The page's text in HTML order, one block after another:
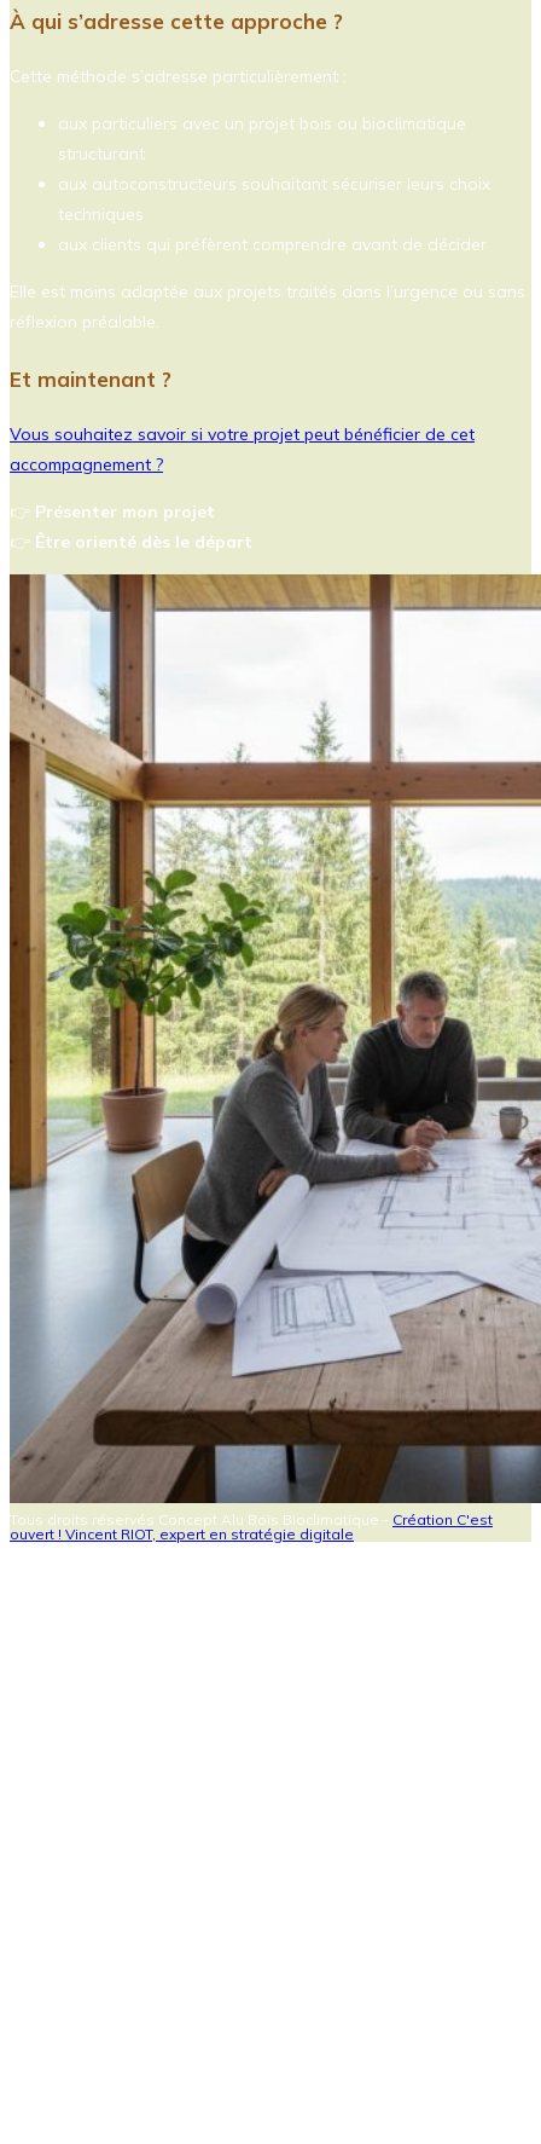
À qui s’adresse cette approche ?
Cette méthode s’adresse particulièrement :
aux particuliers avec un projet bois ou bioclimatique
structurant
aux autoconstructeurs souhaitant sécuriser leurs choix
techniques
aux clients qui préfèrent comprendre avant de décider
Elle est moins adaptée aux projets traités dans l’urgence ou sans
réflexion préalable.
Et maintenant ?
Vous souhaitez savoir si votre projet peut bénéficier de cet
accompagnement ?
👉 Présenter mon projet
👉 Être orienté dès le départ
Tous droits réservés Concept Alu Bois Bioclimatique - Création C'est
ouvert ! Vincent RIOT, expert en stratégie digitale